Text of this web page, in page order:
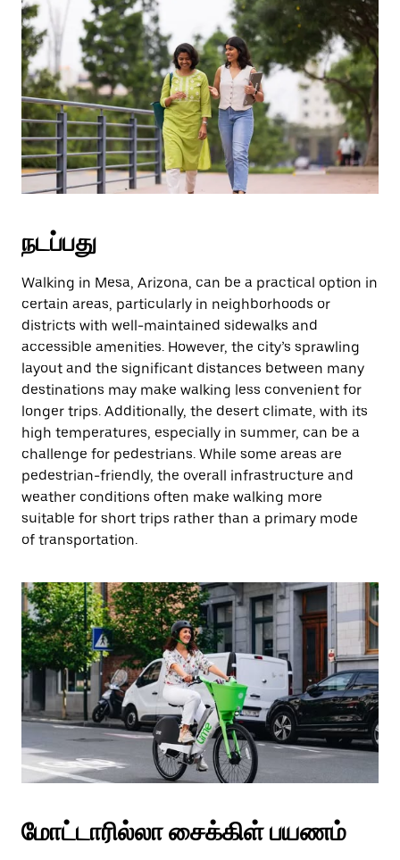
நடப்பது
Walking in Mesa, Arizona, can be a practical option in
certain areas, particularly in neighborhoods or
districts with well-maintained sidewalks and
accessible amenities. However, the city’s sprawling
layout and the significant distances between many
destinations may make walking less convenient for
longer trips. Additionally, the desert climate, with its
high temperatures, especially in summer, can be a
challenge for pedestrians. While some areas are
pedestrian-friendly, the overall infrastructure and
weather conditions often make walking more
suitable for short trips rather than a primary mode
of transportation.
மோட்டாரில்லா சைக்கிள் பயணம்